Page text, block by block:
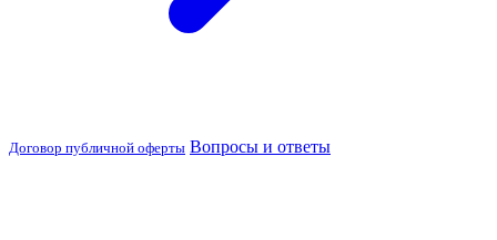
Договор публичной оферты Вопросы и ответы